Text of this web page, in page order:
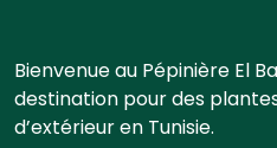
Bienvenue au Pépinière El
destination pour des
d’extérieur en Tunisie.